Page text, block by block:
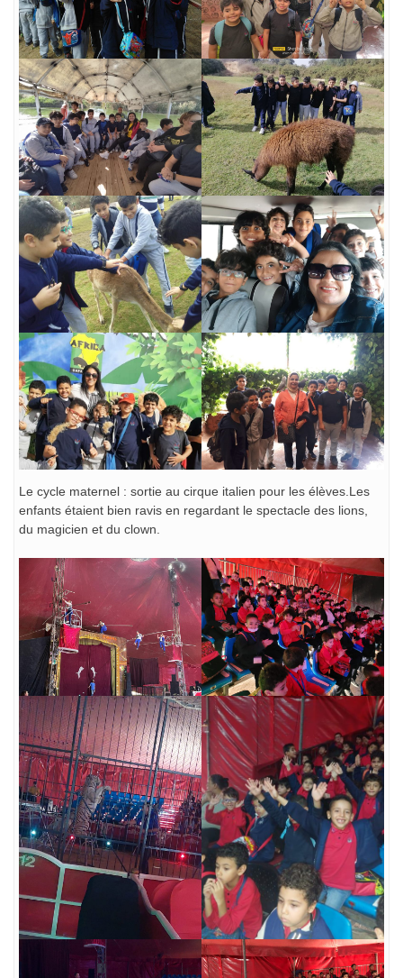
Le cycle maternel : sortie au cirque italien pour les élèves.Les
enfants étaient bien ravis en regardant le spectacle des lions,
du magicien et du clown.